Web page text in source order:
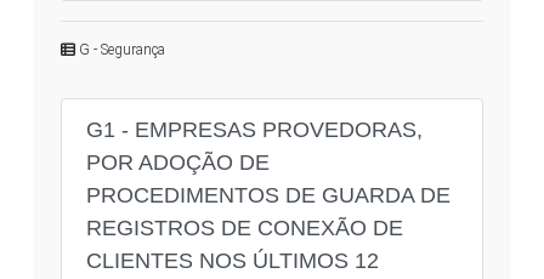
G - Segurança
G1 - EMPRESAS PROVEDORAS,
POR ADOÇÃO DE
PROCEDIMENTOS DE GUARDA DE
REGISTROS DE CONEXÃO DE
CLIENTES NOS ÚLTIMOS 12